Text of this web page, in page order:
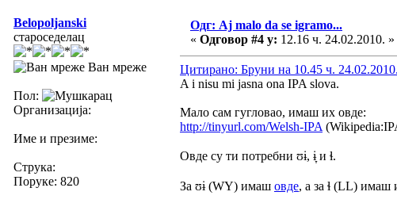
Belopoljanski
староседелац
Ван мреже
Пол:
Организација:
Име и презиме:
Струка:
Поруке: 820
Одг: Aj malo da se igramo...
« Одговор #4 у: 12.16 ч. 24.02.2010. »
Цитирано: Бруни на 10.45 ч. 24.02.2010.
A i nisu mi jasna ona IPA slova.
Мало сам гугловао, имаш их овде:
http://tinyurl.com/Welsh-IPA
Овде су ти потребни ʊɨ, ɨ̞и ɬ.
За ʊɨ(WY) имаш овде, а за ɬ (LL) имаш